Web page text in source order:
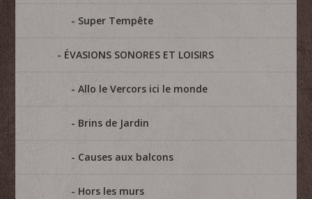
Super Tempête
ÉVASIONS SONORES ET LOISIRS
Allo le Vercors ici le monde
Brins de Jardin
Causes aux balcons
Hors les murs